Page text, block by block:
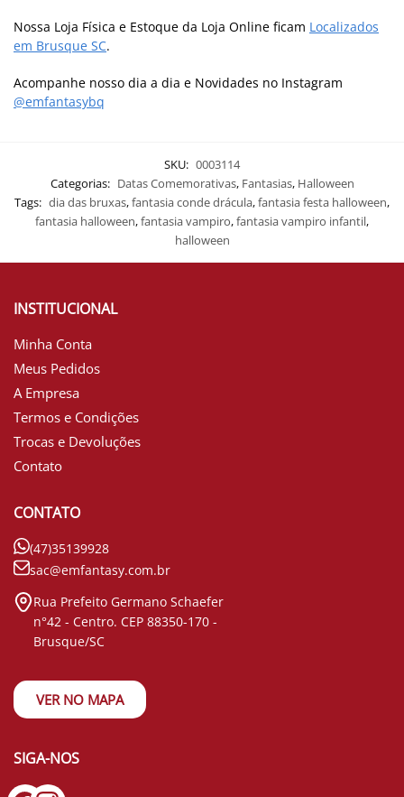
Nossa Loja Física e Estoque da Loja Online ficam Localizados
em Brusque SC.
Acompanhe nosso dia a dia e Novidades no Instagram
@emfantasybq
SKU: 0003114
Categorias: Datas Comemorativas, Fantasias, Halloween
Tags: dia das bruxas,fantasia conde drácula,fantasia festa halloween,
fantasia halloween,fantasia vampiro,fantasia vampiro infantil,
halloween
INSTITUCIONAL
Minha Conta
Meus Pedidos
A Empresa
Termos e Condições
Trocas e Devoluções
Contato
CONTATO
(47)35139928
sac@emfantasy.com.br
Rua Prefeito Germano Schaefer
n°42 - Centro. CEP 88350-170 -
Brusque/SC
VER NO MAPA
SIGA-NOS